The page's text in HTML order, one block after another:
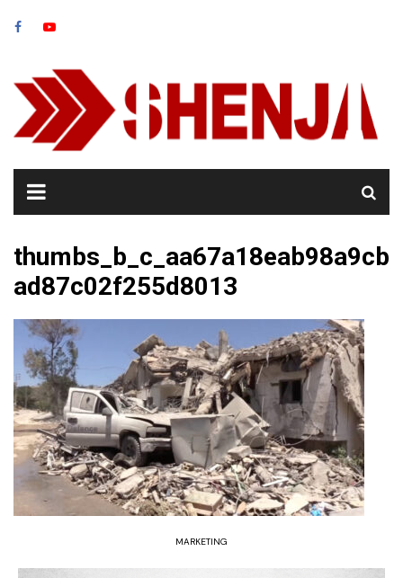
thumbs_b_c_aa67a18eab98a9cb
ad87c02f255d8013
MARKETING